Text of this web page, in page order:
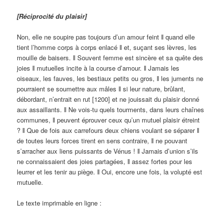
[Réciprocité du plaisir]
Non, elle ne soupire pas toujours d’un amour feint ǁ quand elle
tient l’homme corps à corps enlacé ǁ et, suçant ses lèvres, les
mouille de baisers. ǁ Souvent femme est sincère et sa quête des
joies ǁ mutuelles incite à la course d’amour. ǁ Jamais les
oiseaux, les fauves, les bestiaux petits ou gros, ǁ les juments ne
pourraient se soumettre aux mâles ǁ si leur nature, brûlant,
débordant, n’entrait en rut [1200] et ne jouissait du plaisir donné
aux assaillants. ǁ Ne vois-tu quels tourments, dans leurs chaînes
communes, ǁ peuvent éprouver ceux qu’un mutuel plaisir étreint
? ǁ Que de fois aux carrefours deux chiens voulant se séparer ǁ
de toutes leurs forces tirent en sens contraire, ǁ ne pouvant
s’arracher aux liens puissants de Vénus ! ǁ Jamais d’union s’ils
ne connaissaient des joies partagées, ǁ assez fortes pour les
leurrer et les tenir au piège. ǁ Oui, encore une fois, la volupté est
mutuelle.
Le texte imprimable en ligne :